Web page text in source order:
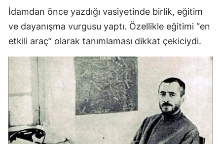
İdamdan önce yazdığı vasiyetinde birlik, eğitim
ve dayanışma vurgusu yaptı. Özellikle eğitimi “en
etkili araç” olarak tanımlaması dikkat çekiciydi.